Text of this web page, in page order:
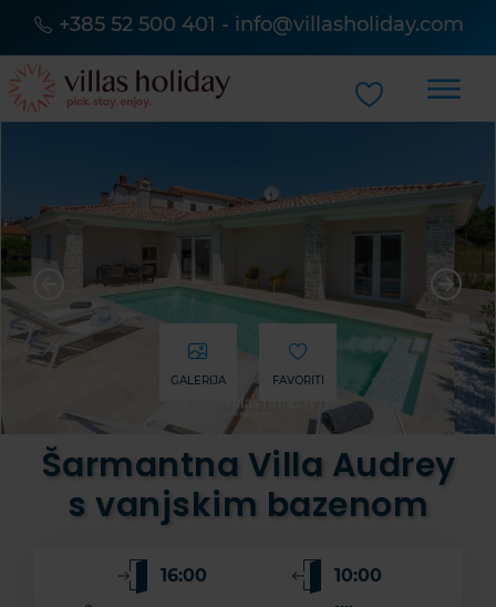
+385 52 500 401 - info@villasholiday.com
GALERIJA FAVORITI
Šarmantna Villa Audrey
s vanjskim bazenom
16:00 10:00